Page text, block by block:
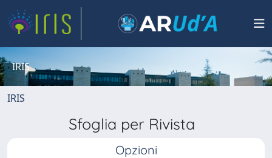
IRIS
IRIS
Sfoglia per Rivista
Opzioni